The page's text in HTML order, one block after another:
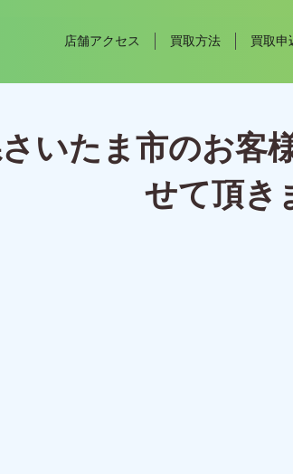
店舗アクセス 買取方法 買取申
いたま市のお客
せて頂き